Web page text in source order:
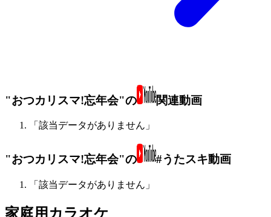
"おつカリスマ!忘年会"の 関連動画
「該当データがありません」
"おつカリスマ!忘年会"の #うたスキ動画
「該当データがありません」
家庭用カラオケ